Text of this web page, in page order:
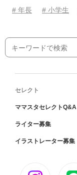
# 年長
# 小学生
セレクト
ママスタセレクトQ&A
ライター募集
イラストレーター募集